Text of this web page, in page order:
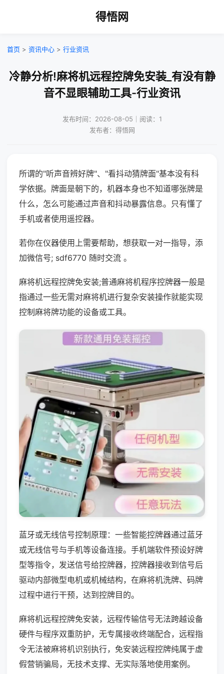
得悟网
首页 > 资讯中心 > 行业资讯
冷静分析!麻将机远程控牌免安装_有没有静
音不显眼辅助工具-行业资讯
发布时间：2026-08-05｜阅读：1
发布者：得悟网
所谓的"听声音辨好牌"、"看抖动猜牌面"基本没有科
学依据。牌面是朝下的，机器本身也不知道哪张牌是
什么，怎么可能通过声音和抖动暴露信息。只有懂了
手机或者使用遥控器。
若你在仪器使用上需要帮助，想获取一对一指导，添
加微信号; sdf6770 随时交流 。
麻将机远程控牌免安装;普通麻将机程序控牌器一般是
指通过一些无需对麻将机进行复杂安装操作就能实现
控制麻将牌功能的设备或工具。
蓝牙或无线信号控制原理：一些智能控牌器通过蓝牙
或无线信号与手机等设备连接。手机端软件预设好牌
型等指令，发送信号给控牌器，控牌器接收到信号后
驱动内部微型电机或机械结构，在麻将机洗牌、码牌
过程中进行干预，达到控牌目的。
麻将机远程控牌免安装，远程传输信号无法跨越设备
硬件与程序双重防护，无专属接收终端配合，远程指
令无法被麻将机识别执行，免安装远程控牌纯属于虚
假营销骗局，无技术支撑、无实际落地使用案例。